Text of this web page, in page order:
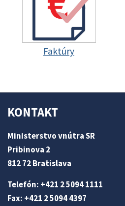
Faktúry
KONTAKT
Ministerstvo vnútra SR
Pribinova 2
812 72 Bratislava
Telefón: +421 2 5094 1111
Fax: +421 2 5094 4397